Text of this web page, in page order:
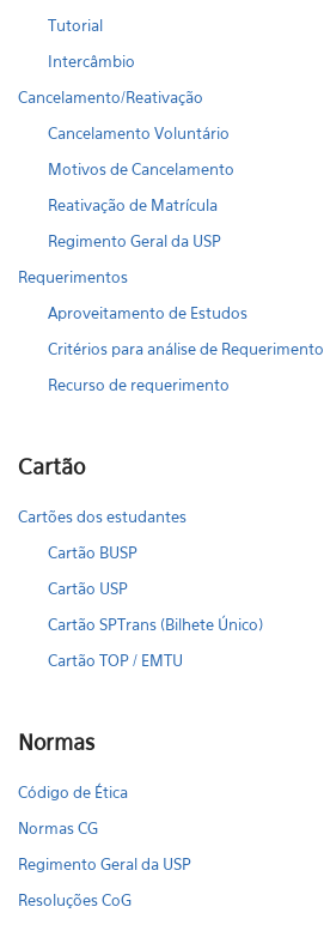
Tutorial
Intercâmbio
Cancelamento/Reativação
Cancelamento Voluntário
Motivos de Cancelamento
Reativação de Matrícula
Regimento Geral da USP
Requerimentos
Aproveitamento de Estudos
Critérios para análise de Requerimento
Recurso de requerimento
Cartão
Cartões dos estudantes
Cartão BUSP
Cartão USP
Cartão SPTrans (Bilhete Único)
Cartão TOP / EMTU
Normas
Código de Ética
Normas CG
Regimento Geral da USP
Resoluções CoG